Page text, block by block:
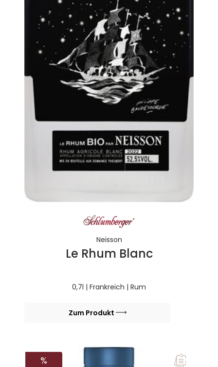
Neisson
Le Rhum Blanc
0,7l | Frankreich | Rum
Zum Produkt
RABATT
%